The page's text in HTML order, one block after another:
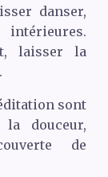
danser,
laisser la
sont
douceur,
de